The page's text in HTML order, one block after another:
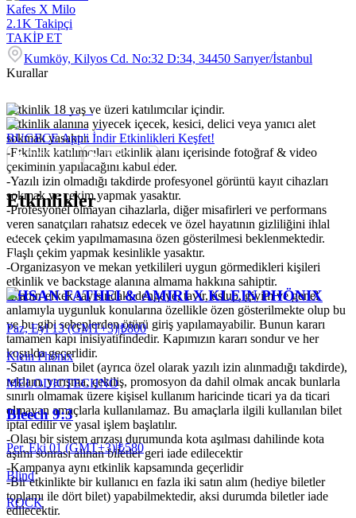
Kafes X Milo
2.1K Takipçi
TAKİP ET
Kumköy, Kilyos Cd. No:32 D:34, 34450 Sarıyer/İstanbul
Kurallar
-Etkinlik 18 yaş ve üzeri katılımcılar içindir.
-Etkinlik alanına yiyecek içecek, kesici, delici veya yanıcı alet
sokmak yasaktır.
-Etkinlik katılımcıları etkinlik alanı içerisinde fotoğraf & video
çekiminin yapılacağını kabul eder.
-Yazılı izin olmadığı takdirde profesyonel görüntü kayıt cihazları
sokmak ve çekim yapmak yasaktır.
-Profesyonel olmayan cihazlarla, diğer misafirleri ve performans
veren sanatçıları rahatsız edecek ve özel hayatının gizliliğini ihlal
edecek çekim yapılmamasına özen gösterilmesi beklenmektedir.
Flaşlı çekim yapmak kesinlikle yasaktır.
-Organizasyon ve mekan yetkilileri uygun görmedikleri kişileri
etkinlik ve backstage alanına almama hakkına sahiptir.
-Kadın-erkek sayısındaki dengeye, tavır, üslup, giyim ve genel
anlamıyla uygunluk konularına özellikle özen gösterilmekte olup bu
ve bu gibi sebeplerden ötürü giriş yapılamayabilir. Bunun kararı
tamamen kapı inisiyatifindedir. Kapımızın kararı sondur ve her
koşulda geçerlidir.
-Satın alınan bilet (ayrıca özel olarak yazılı izin alınmadığı takdirde),
reklam, yarışma, çekiliş, promosyon da dahil olmak ancak bunlarla
sınırlı olmamak üzere kişisel kullanım haricinde ticari ya da ticari
olmayan amaçlarla kullanılamaz. Bu amaçlarla ilgili kullanılan bilet
iptal edilir ve yasal işlem başlatılır.
-Olası bir sistem arızası durumunda kota aşılması dahilinde kota
aşımı sonrası alınan biletler geri iade edilecektir
-Kampanya aynı etkinlik kapsamında geçerlidir
-Bir etkinlikte bir kullanıcı en fazla iki satın alım (hediye biletler
toplamı ile dört bilet) yapabilmektedir, aksi durumda biletler iade
edilecektir.
BUGECE App'i İndir Etkinlikleri Keşfet!
Etkinlikler
EHSAN FATHEI & AMIRI X KLEIN PHÖNIX
Paz, Eyl 13 (GMT+3)|₺800
Klein Phönix
MELODICTECHNO
Bleech 9:3
Per, Eki 01 (GMT+3)|₺580
Blind
ROCK